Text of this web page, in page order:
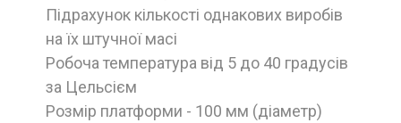
Підрахунок кількості однакових виробів
на їх штучної масі
Робоча температура від 5 до 40 градусів
за Цельсієм
Розмір платформи - 100 мм (діаметр)